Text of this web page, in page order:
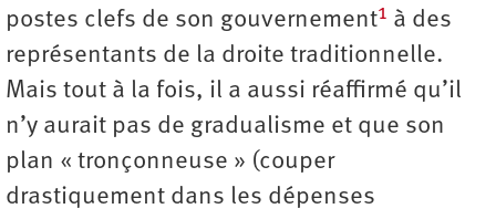
postes clefs de son gouvernement1 à des
représentants de la droite traditionnelle.
Mais tout à la fois, il a aussi réaffirmé qu’il
n’y aurait pas de gradualisme et que son
plan « tronçonneuse » (couper
drastiquement dans les dépenses